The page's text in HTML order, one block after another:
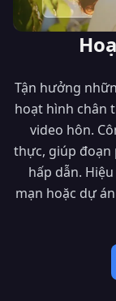
Tận hưởng
hoạt hình chân
video hôn.
thực, giúp đoạn
hấp dẫn.
mạn hoặc dự